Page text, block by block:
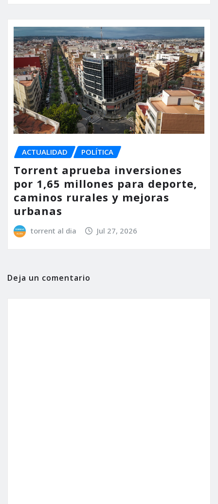
ACTUALIDAD POLÍTICA
Torrent aprueba inversiones
por 1,65 millones para deporte,
caminos rurales y mejoras
urbanas
torrent al dia Jul 27, 2026
Deja un comentario